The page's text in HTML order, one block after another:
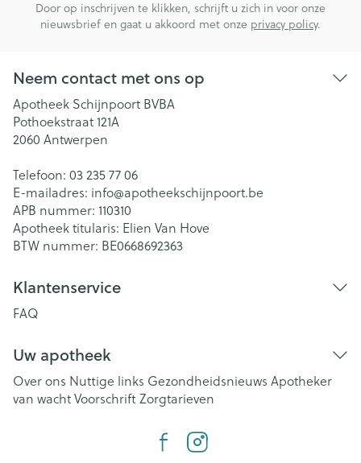
Door op inschrijven te klikken, schrijft u zich in voor onze
nieuwsbrief en gaat u akkoord met onze privacy policy.
Neem contact met ons op
Apotheek Schijnpoort BVBA
Pothoekstraat 121A
2060 Antwerpen
Telefoon: 03 235 77 06
E-mailadres: info@apotheekschijnpoort.be
APB nummer: 110310
Apotheek titularis: Elien Van Hove
BTW nummer: BE0668692363
Klantenservice
FAQ
Uw apotheek
Over ons Nuttige links Gezondheidsnieuws Apotheker
van wachtVoorschriftZorgtarieven